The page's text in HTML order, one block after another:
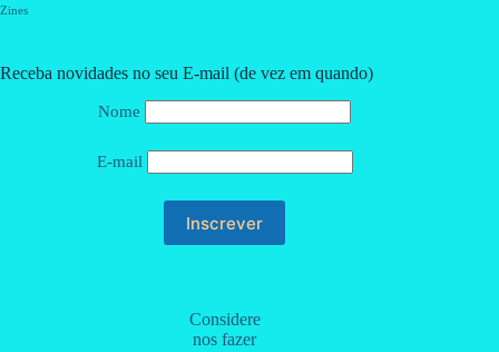
Zines
Receba novidades no seu E-mail (de vez em quando)
Nome
E-mail
Considere
nos fazer